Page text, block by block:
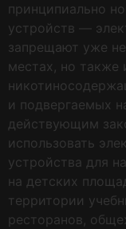
принципиально
устройств —
запрещают уже
местах, но также
и подвергаемых
действующим
использовать
устройства для
на детских
территории
ресторанов,